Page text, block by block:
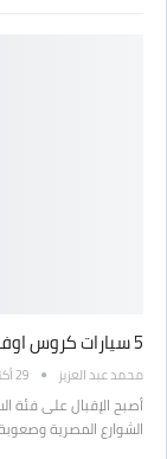
5 سيارات كروس اوفر أوروبية تحت سعر 400 ألف جنية في مصر
محمد عبد العزيز 29 أكتوبر 2021
أصبح الإقبال على فئة
الشوارع المصرية